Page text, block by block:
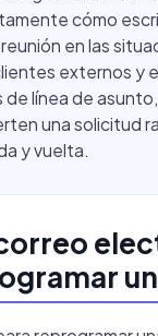
cómo
en las
externos y
de línea de
una solicitud
y vuelta.